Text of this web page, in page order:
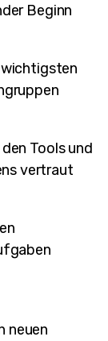
Beginn
Tools und
vertraut
neuen